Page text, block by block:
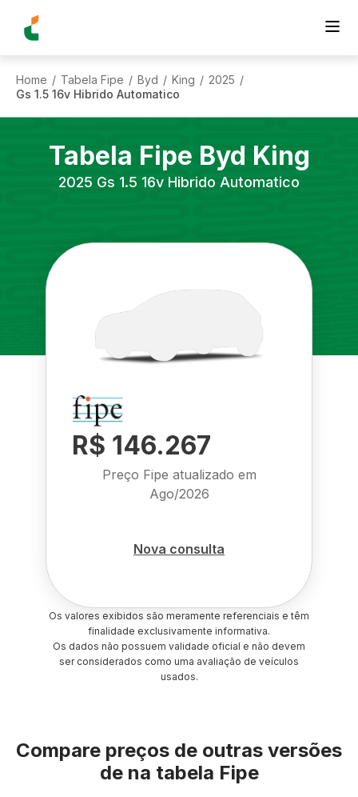
Home / Tabela Fipe / Byd / King / 2025 /
Gs 1.5 16v Hibrido Automatico
Tabela Fipe Byd King
2025 Gs 1.5 16v Hibrido Automatico
R$ 146.267
Preço Fipe atualizado em
Ago/2026
Nova consulta
Os valores exibidos são meramente referenciais e têm
finalidade exclusivamente informativa.
Os dados não possuem validade oficial e não devem
ser considerados como uma avaliação de veículos
usados.
Compare preços de outras versões
de na tabela Fipe